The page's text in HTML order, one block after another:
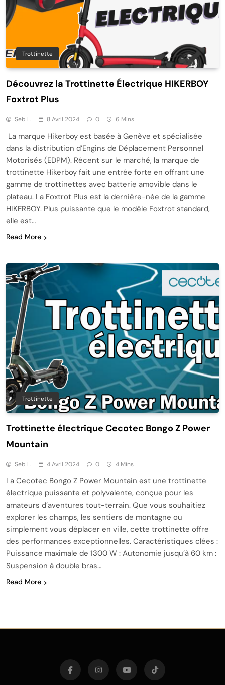
Trottinette
Découvrez la Trottinette Électrique HIKERBOY
Foxtrot Plus
Seb L. 8 Avril 2024 0 6 Mins
La marque Hikerboy est basée à Genève et spécialisée
dans la distribution d’Engins de Déplacement Personnel
Motorisés (EDPM). Récent sur le marché, la marque de
trottinette Hikerboy fait une entrée forte en offrant une
gamme de trottinettes avec batterie amovible dans le
plateau. La Foxtrot Plus est la dernière-née de la gamme
HIKERBOY. Plus puissante que le modèle Foxtrot standard,
elle est…
Read More
Trottinette
Trottinette électrique Cecotec Bongo Z Power
Mountain
Seb L. 4 Avril 2024 0 4 Mins
La Cecotec Bongo Z Power Mountain est une trottinette
électrique puissante et polyvalente, conçue pour les
amateurs d’aventures tout-terrain. Que vous souhaitiez
explorer les champs, les sentiers de montagne ou
simplement vous déplacer en ville, cette trottinette offre
des performances exceptionnelles. Caractéristiques clées :
Puissance maximale de 1300 W : Autonomie jusqu’à 60 km :
Suspension à double bras…
Read More